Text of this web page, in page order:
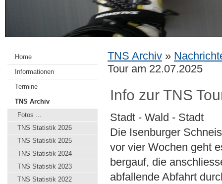
Home
Informationen
Termine
TNS Archiv
Fotos ...
TNS Statistik 2026
TNS Statistik 2025
TNS Statistik 2024
TNS Statistik 2023
TNS Statistik 2022
TNS Archiv »
Tour am 22.07.2025
Info zur TNS
Stadt - Wald - Stadt
Die Isenburger
vor vier Wochen geht
bergauf, die
abfallende Abfahrt